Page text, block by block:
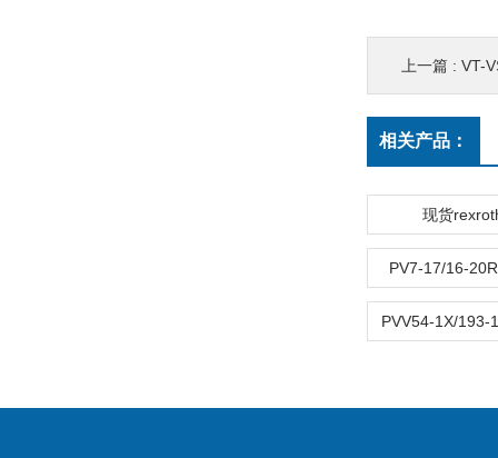
上一篇 : VT-
相关产品：
现货
PV7-17/16-